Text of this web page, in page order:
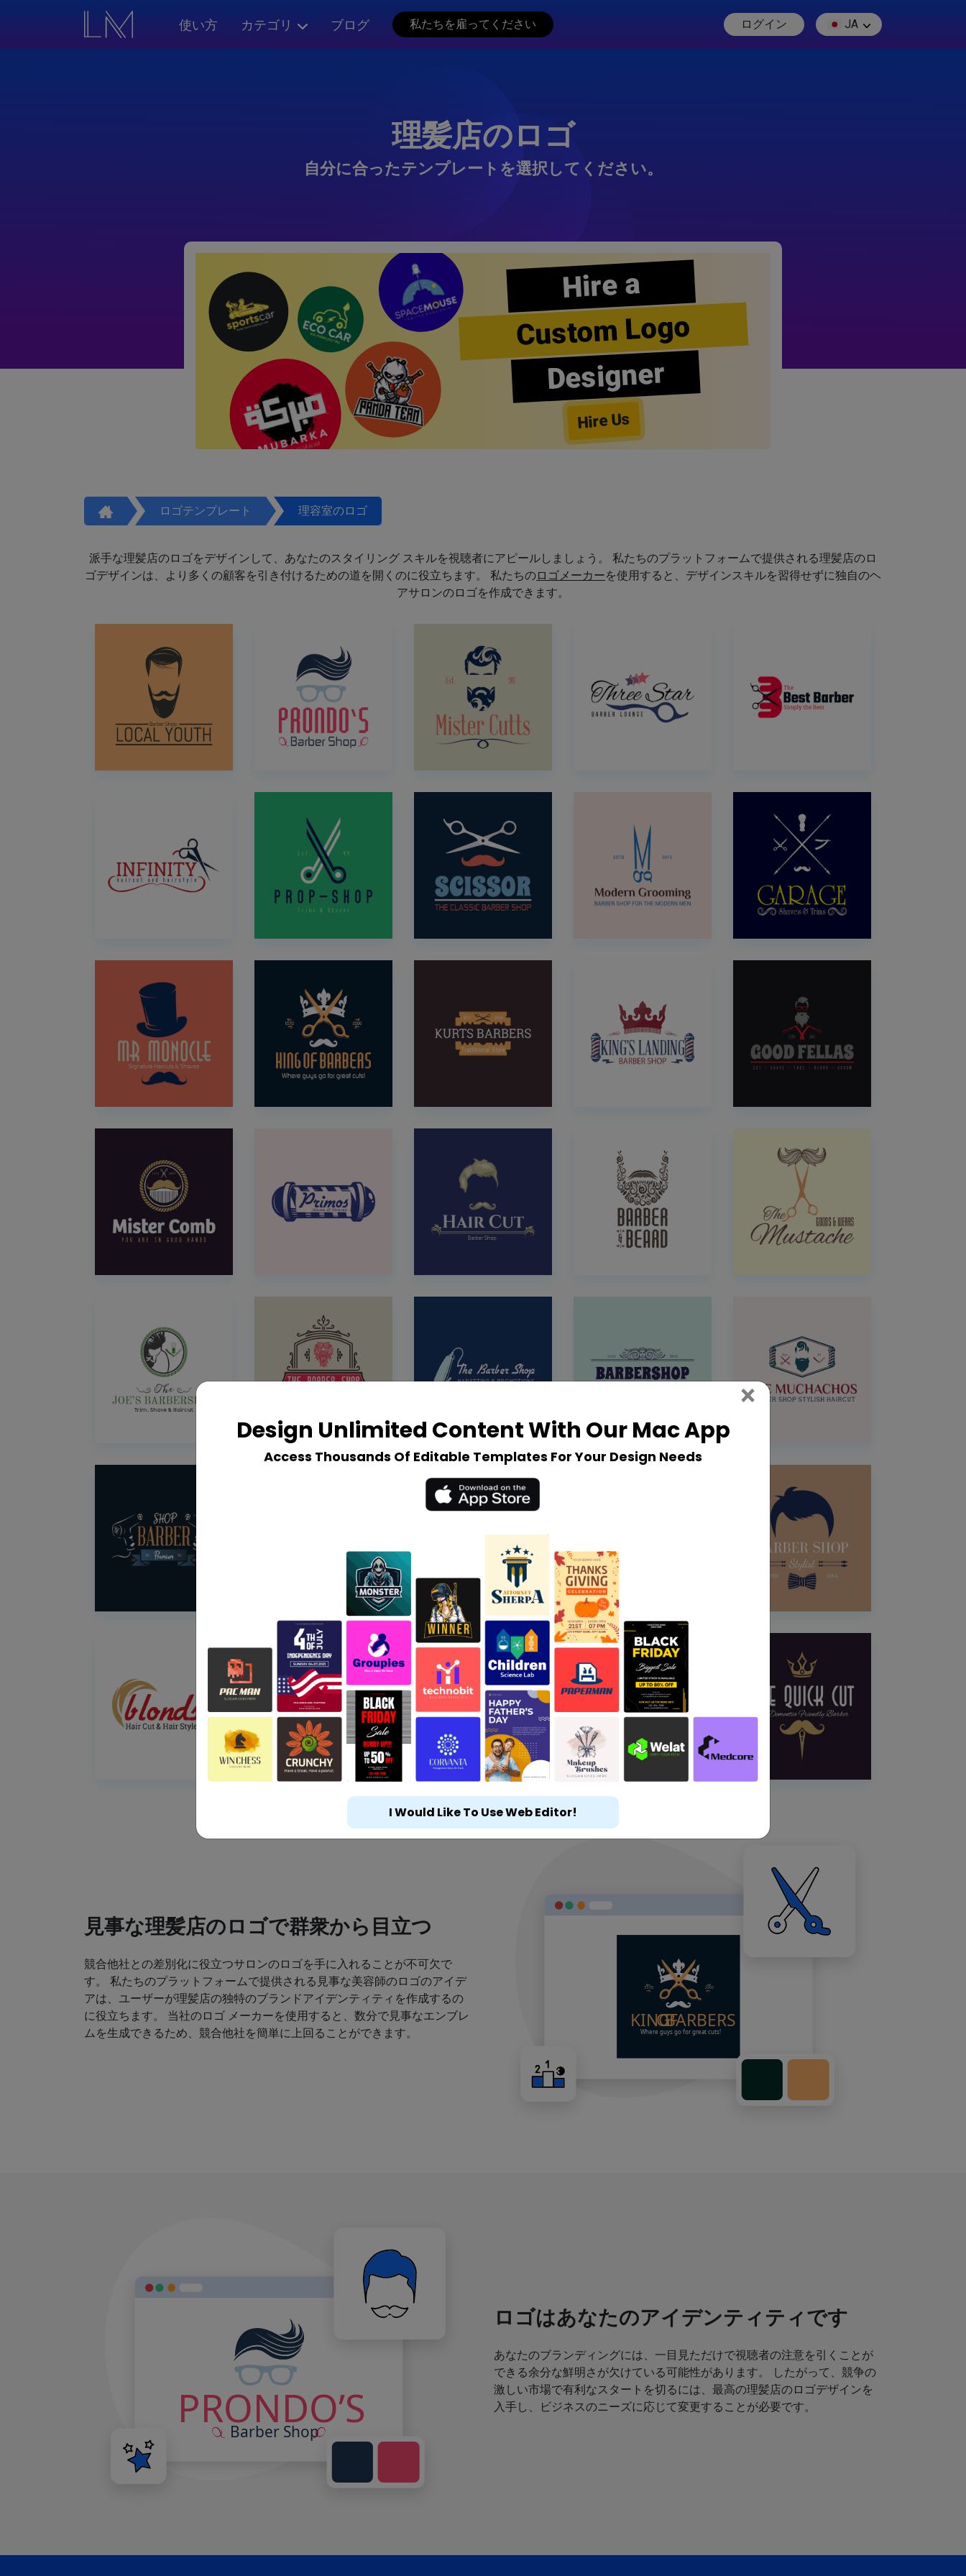
使い方 カテゴリ ブログ 私たちを雇ってください ログイン JA
理髪店のロゴ
自分に合ったテンプレートを選択してください。
Hire a
Custom Logo
Designer
Hire Us
ロゴテンプレート 理容室のロゴ
派手な理髪店のロゴをデザインして、あなたのスタイリング スキルを視聴者にアピールしましょう。 私たちのプラットフォームで提供される理髪店のロ
ゴデザインは、より多くの顧客を引き付けるための道を開くのに役立ちます。 私たちのロゴメーカーを使用すると、デザインスキルを習得せずに独自のヘ
アサロンのロゴを作成できます。
見事な理髪店のロゴで群衆から目立つ
競合他社との差別化に役立つサロンのロゴを手に入れることが不可欠で
す。 私たちのプラットフォームで提供される見事な美容師のロゴのアイデ
アは、ユーザーが理髪店の独特のブランドアイデンティティを作成するの
に役立ちます。 当社のロゴ メーカーを使用すると、数分で見事なエンブレ
ムを生成できるため、競合他社を簡単に上回ることができます。
ロゴはあなたのアイデンティティです
あなたのブランディングには、一目見ただけで視聴者の注意を引くことが
できる余分な鮮明さが欠けている可能性があります。 したがって、競争の
激しい市場で有利なスタートを切るには、最高の理髪店のロゴデザインを
入手し、ビジネスのニーズに応じて変更することが必要です。
Design Unlimited Content With Our Mac App
Access Thousands Of Editable Templates For Your Design Needs
× Close
I Would Like To Use Web Editor!